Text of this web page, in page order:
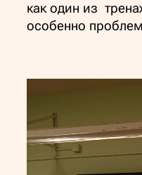
как один из
особенно